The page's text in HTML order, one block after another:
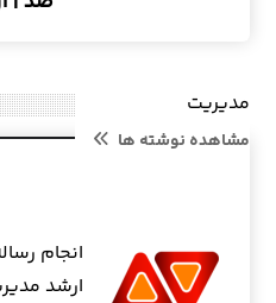
مدیریت
مشاهده نوشته ها
انجام
ارشد